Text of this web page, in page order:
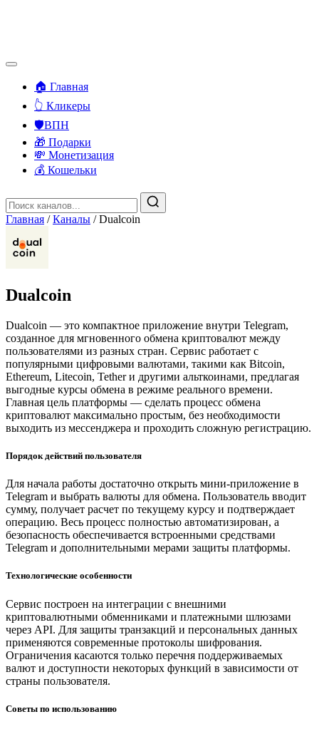
🏠 Главная
👆 Кликеры
🛡️ВПН
🎁 Подарки
💸 Монетизация
💰 Кошельки
Главная / Каналы / Dualcoin
Dualcoin
Dualcoin — это компактное приложение внутри Telegram,
созданное для мгновенного обмена криптовалют между
пользователями из разных стран. Сервис работает с
популярными цифровыми валютами, такими как Bitcoin,
Ethereum, Litecoin, Tether и другими альткоинами, предлагая
выгодные курсы обмена в режиме реального времени.
Главная цель платформы — сделать процесс обмена
криптовалют максимально простым, без необходимости
выходить из мессенджера и проходить сложную регистрацию.
Порядок действий пользователя
Для начала работы достаточно открыть мини-приложение в
Telegram и выбрать валюты для обмена. Пользователь вводит
сумму, получает расчет по текущему курсу и подтверждает
операцию. Весь процесс полностью автоматизирован, а
безопасность обеспечивается встроенными средствами
Telegram и дополнительными мерами защиты платформы.
Технологические особенности
Сервис построен на интеграции с внешними
криптовалютными обменниками и платежными шлюзами
через API. Для защиты транзакций и персональных данных
применяются современные протоколы шифрования.
Ограничения касаются только перечня поддерживаемых
валют и доступности некоторых функций в зависимости от
страны пользователя.
Советы по использованию